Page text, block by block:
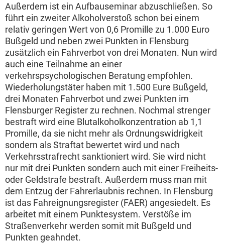
Außerdem ist ein Aufbauseminar abzuschließen. So
führt ein zweiter Alkoholverstoß schon bei einem
relativ geringen Wert von 0,6 Promille zu 1.000 Euro
Bußgeld und neben zwei Punkten in Flensburg
zusätzlich ein Fahrverbot von drei Monaten. Nun wird
auch eine Teilnahme an einer
verkehrspsychologischen Beratung empfohlen.
Wiederholungstäter haben mit 1.500 Eure Bußgeld,
drei Monaten Fahrverbot und zwei Punkten im
Flensburger Register zu rechnen. Nochmal strenger
bestraft wird eine Blutalkoholkonzentration ab 1,1
Promille, da sie nicht mehr als Ordnungswidrigkeit
sondern als Straftat bewertet wird und nach
Verkehrsstrafrecht sanktioniert wird. Sie wird nicht
nur mit drei Punkten sondern auch mit einer Freiheits-
oder Geldstrafe bestraft. Außerdem muss man mit
dem Entzug der Fahrerlaubnis rechnen. In Flensburg
ist das Fahreignungsregister (FAER) angesiedelt. Es
arbeitet mit einem Punktesystem. Verstöße im
Straßenverkehr werden somit mit Bußgeld und
Punkten geahndet.